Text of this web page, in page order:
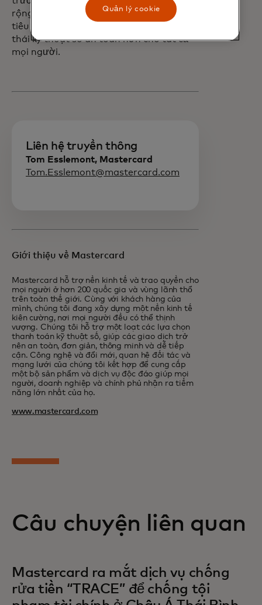
rộng sự bảo vệ được cung cấp cho người
tiêu dùng và giúp xây dựng một hệ sinh
thái kỹ thuật số an toàn hơn cho tất cả
mọi người.
Liên hệ truyền thông
Tom Esslemont, Mastercard
Tom.Esslemont@mastercard.com
Giới thiệu về Mastercard
Mastercard hỗ trợ nền kinh tế và trao quyền cho
mọi người ở hơn 200 quốc gia và vùng lãnh thổ
trên toàn thế giới. Cùng với khách hàng của
mình, chúng tôi đang xây dựng một nền kinh tế
kiên cường, nơi mọi người đều có thể thịnh
vượng. Chúng tôi hỗ trợ một loạt các lựa chọn
thanh toán kỹ thuật số, giúp các giao dịch trở
nên an toàn, đơn giản, thông minh và dễ tiếp
cận. Công nghệ và đổi mới, quan hệ đối tác và
mạng lưới của chúng tôi kết hợp để cung cấp
một bộ sản phẩm và dịch vụ độc đáo giúp mọi
người, doanh nghiệp và chính phủ nhận ra tiềm
năng lớn nhất của họ.
www.mastercard.com
Câu chuyện liên quan
Mastercard ra mắt dịch vụ chống
rửa tiền “TRACE” để chống tội
Quản lý cookie